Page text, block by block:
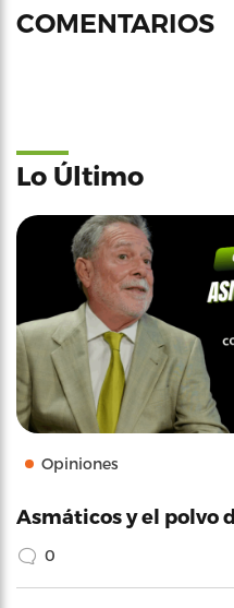
COMENTARIOS
Lo Último
Opiniones
Asmáticos y el polvo
0